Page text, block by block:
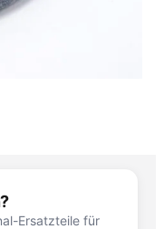
Ersatzteile für